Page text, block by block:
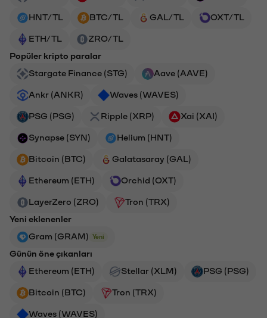
HNT/TL BTC/TL GAL/TL OXT/TL
ETH/TL
ZRO/TL
Popüler kripto paralar
Stargate Finance (STG)
Aave (AAVE)
Ankr (ANKR) Waves (WAVES)
PSG (PSG) Ripple (XRP) Xai (XAI)
Synapse (SYN) Helium (HNT)
Bitcoin (BTC) Galatasaray (GAL)
Ethereum (ETH) Orchid (OXT)
LayerZero (ZRO)
Tron (TRX)
Yeni eklenenler
Gram (GRAM)
Yeni
Günün öne çıkanları
Ethereum (ETH)
Stellar (XLM) PSG (PSG)
Bitcoin (BTC) Tron (TRX)
Waves (WAVES)